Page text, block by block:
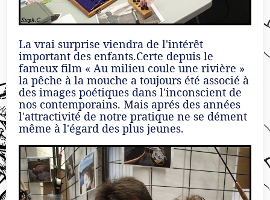
La vrai surprise viendra de l'intérêt
important des enfants.Certe depuis le
fameux film « Au milieu coule une rivière »
la pêche à la mouche a toujours été associé à
des images poétiques dans l'inconscient de
nos contemporains. Mais aprés des années
l'attractivité de notre pratique ne se dément
même à l'égard des plus jeunes.